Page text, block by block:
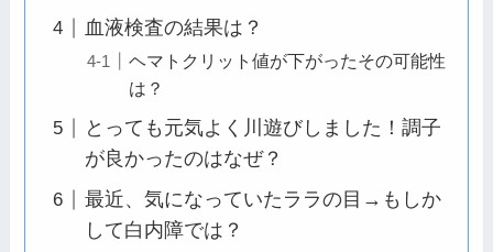
血液検査の結果は？
ヘマトクリット値が下がったその可能性
は？
とっても元気よく川遊びしました！調子
が良かったのはなぜ？
最近、気になっていたララの目→もしか
して白内障では？